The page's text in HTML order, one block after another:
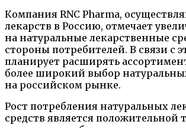
Компания RNC Pharma,
лекарств в Россию, отмечает
на натуральные лекарственные
стороны потребителей. В связи с
планирует расширять
более широкий выбор
на российском рынке.
Рост потребления натуральных
средств является положительной